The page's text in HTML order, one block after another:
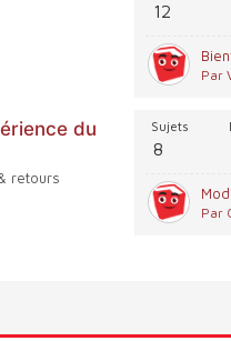
12
Par
du
retours
Sujets
8
Par